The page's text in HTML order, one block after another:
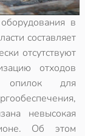
в
составляет
отсутствуют
отходов
опилок для
невысокая
Об этом